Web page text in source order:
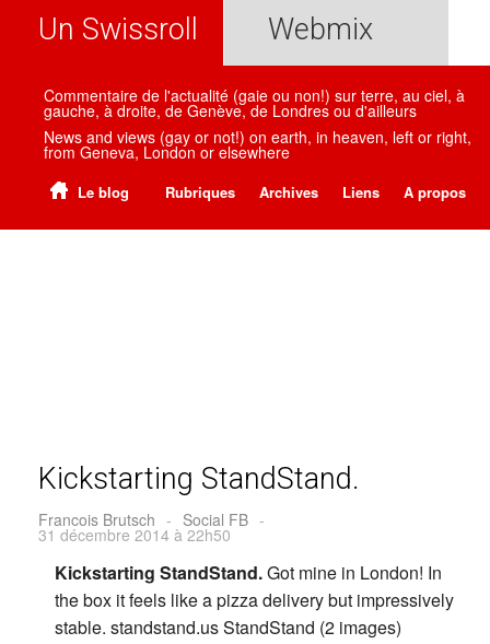
Un Swissroll Webmix
Commentaire de l'actualité (gaie ou non!) sur terre, au ciel, à
gauche, à droite, de Genève, de Londres ou d'ailleurs
News and views (gay or not!) on earth, in heaven, left or right,
from Geneva, London or elsewhere
Le blog Rubriques Archives Liens A propos
Kickstarting StandStand.
Francois Brutsch - Social FB -
31 décembre 2014 à 22h50
Kickstarting StandStand.Got mine in London! In
the box it feels like a pizza delivery but impressively
stable. standstand.us StandStand (2 images)